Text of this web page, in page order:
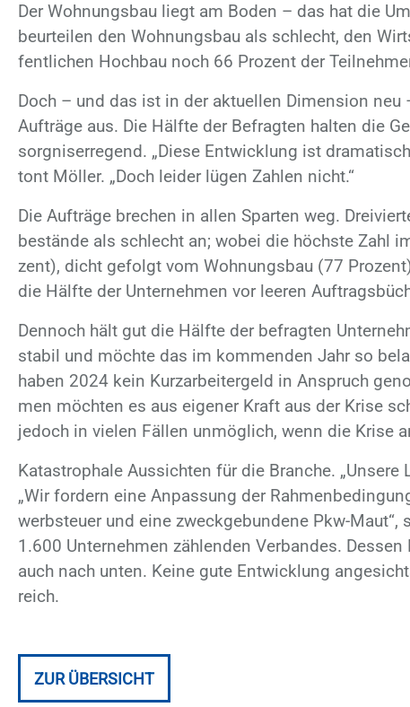
Der Woh­nungs­bau liegt am Bo­den – das hat die
be­ur­tei­len den Woh­nungs­bau als schlecht, den
fent­li­chen Hoch­bau noch 66 Pro­zent der
Doch – und das ist in der ak­tu­el­len Di­men­si­on
Auf­trä­ge aus. Die Hälf­te der Be­frag­ten hal­ten die
sorg­nis­er­re­gend. „Die­se Ent­wick­lung ist
tont Möl­ler. „Doch lei­der lü­gen Zah­len nicht.“
Die Auf­trä­ge bre­chen in al­len Spar­ten weg.
be­stän­de als schlecht an; wo­bei die höchs­te Zahl
zent), dicht ge­folgt vom Woh­nungs­bau (77
die Hälf­te der Un­ter­neh­men vor lee­ren
Den­noch hält gut die Hälf­te der be­frag­ten
sta­bil und möch­te das im kom­men­den Jahr so
ha­ben 2024 kein Kurz­ar­bei­ter­geld in An­spruch
men möch­ten es aus ei­ge­ner Kraft aus der Kri­se
je­doch in vie­len Fäl­len un­mög­lich, wenn die Kri­se
Ka­ta­stro­pha­le Aus­sich­ten für die Bran­che.
„Wir for­dern eine An­pas­sung der
werb­steu­er und eine zweck­ge­bun­de­ne Pkw-
1.600 Un­ter­neh­men zäh­len­den Ver­ban­des.
auch nach un­ten. Kei­ne gute Ent­wick­lung
reich.
ZUR ÜBERSICHT